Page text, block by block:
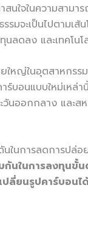
จในความสามาร
จะเป็นไปตามเ
ลดลง และเทคโนโ
หญ่ในอุตสาหกร
อนแบบใหม่เหล่
ออกกลาง และส
นการลดการปล่
นในการลงทุนขั้
ลี่ยนรูปคาร์บอนไ